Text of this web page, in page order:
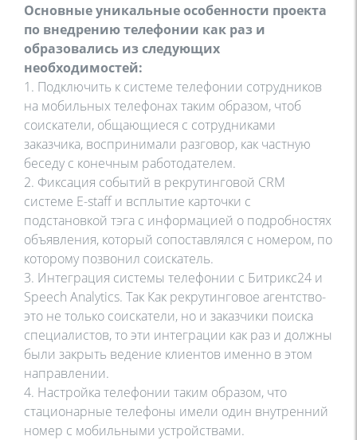
Основные уникальные особенности проекта
по внедрению телефонии как раз и
образовались из следующих
необходимостей:
1. Подключить к системе телефонии сотрудников
на мобильных телефонах таким образом, чтоб
соискатели, общающиеся с сотрудниками
заказчика, воспринимали разговор, как частную
беседу с конечным работодателем.
2. Фиксация событий в рекрутинговой CRM
системе E-staff и всплытие карточки с
подстановкой тэга с информацией о подробностях
объявления, который сопоставлялся с номером, по
которому позвонил соискатель.
3. Интеграция системы телефонии с Битрикс24 и
Speech Analytics. Так Как рекрутинговое агентство-
это не только соискатели, но и заказчики поиска
специалистов, то эти интеграции как раз и должны
были закрыть ведение клиентов именно в этом
направлении.
4. Настройка телефонии таким образом, что
стационарные телефоны имели один внутренний
номер с мобильными устройствами.